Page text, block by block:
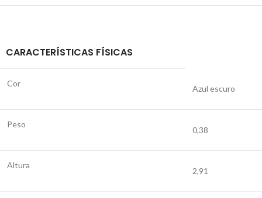
CARACTERÍSTICAS FÍSICAS
Cor
Azul escuro
Peso
0,38
Altura
2,91